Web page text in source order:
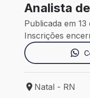
Analista
Publicada em
Inscrições
Local de
Natal - RN